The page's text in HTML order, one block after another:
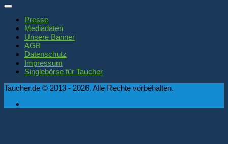
Presse
Mediadaten
Unsere Banner
AGB
Datenschutz
Impressum
Singlebörse für Taucher
Taucher.de © 2013 - 2026. Alle Rechte vorbehalten.